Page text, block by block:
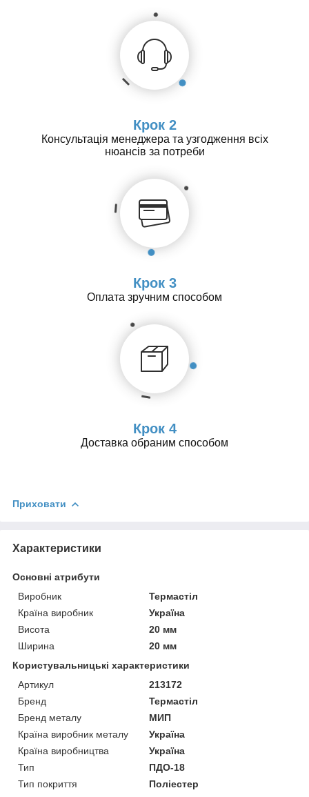
Крок 2
Консультація менеджера та узгодження всіх
нюансів за потреби
Крок 3
Оплата зручним способом
Крок 4
Доставка обраним способом
Приховати
Характеристики
Основні атрибути
Виробник
Термастіл
Країна виробник
Україна
Висота
20 мм
Ширина
20 мм
Користувальницькі характеристики
Артикул
213172
Бренд
Термастіл
Бренд металу
МИП
Країна виробник металу
Україна
Країна виробництва
Україна
Тип
ПДО-18
Тип покриття
Поліестер